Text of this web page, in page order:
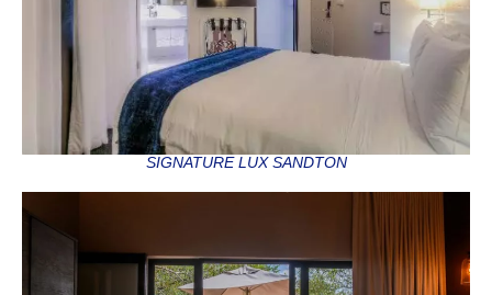
SIGNATURE LUX SANDTON